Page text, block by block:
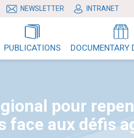
NEWSLETTER INTRANET
PUBLICATIONS DOCUMENTARY
pour
face aux défis